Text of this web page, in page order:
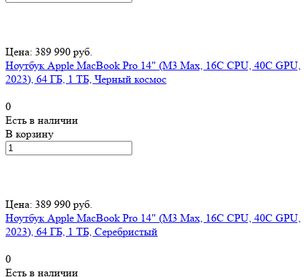
Цена: 389 990 руб.
Ноутбук Apple MacBook Pro 14" (M3 Max, 16C CPU, 40C GPU,
2023), 64 ГБ, 1 ТБ, Черный космос
0
Есть в наличии
В корзину
Цена: 389 990 руб.
Ноутбук Apple MacBook Pro 14" (M3 Max, 16C CPU, 40C GPU,
2023), 64 ГБ, 1 ТБ, Серебристый
0
Есть в наличии